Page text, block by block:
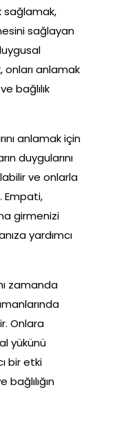
sağlamak,
sağlayan
onları anlamak
bağlılık
anlamak için
duygularını
ve onlarla
Empati,
girmenizi
yardımcı
zamanda
Onlara
yükünü
bir etki